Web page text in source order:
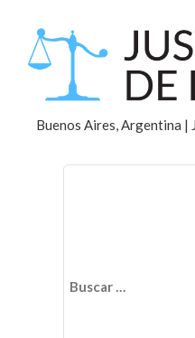
Buenos Aires, Argentina |